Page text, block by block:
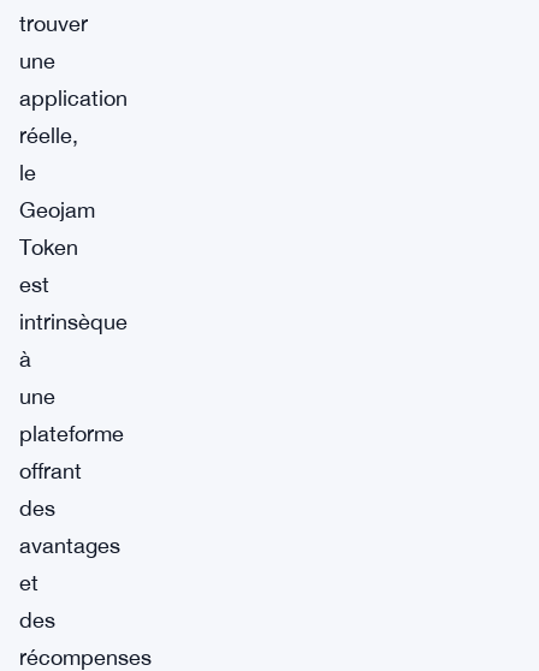
trouver
une
application
réelle,
le
Geojam
Token
est
intrinsèque
à
une
plateforme
offrant
des
avantages
et
des
récompenses